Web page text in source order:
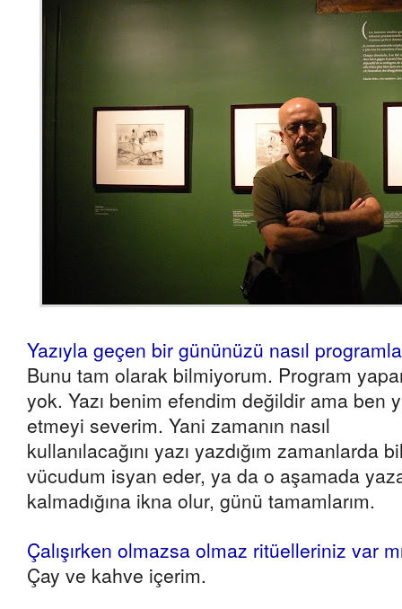
Yazıyla geçen bir gününüzü nasıl
Bunu tam olarak bilmiyorum. Program
yok. Yazı benim efendim değildir ama ben
etmeyi severim. Yani zamanın nasıl
kullanılacağını yazı yazdığım zamanlarda
vücudum isyan eder, ya da o aşamada
kalmadığına ikna olur, günü tamamlarım.
Çalışırken olmazsa olmaz ritüelleriniz var
Çay ve kahve içerim.